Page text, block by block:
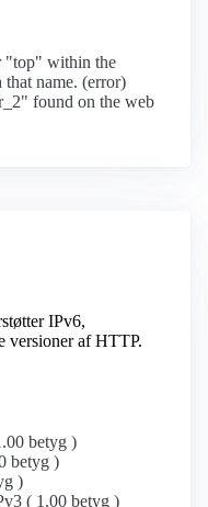
"top" within the
name. (error)
found on the web
IPv6,
versioner af HTTP.
betyg )
betyg )
)
( 1.00 betyg )